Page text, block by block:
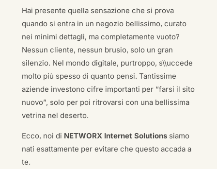
Hai presente quella sensazione che si prova
quando si entra in un negozio bellissimo, curato
nei minimi dettagli, ma completamente vuoto?
Nessun cliente, nessun brusio, solo un gran
silenzio. Nel mondo digitale, purtroppo, s\\uccede
molto più spesso di quanto pensi. Tantissime
aziende investono cifre importanti per “farsi il sito
nuovo”, solo per poi ritrovarsi con una bellissima
vetrina nel deserto.
Ecco, noi di NETWORX Internet Solutionssiamo
nati esattamente per evitare che questo accada a
te.